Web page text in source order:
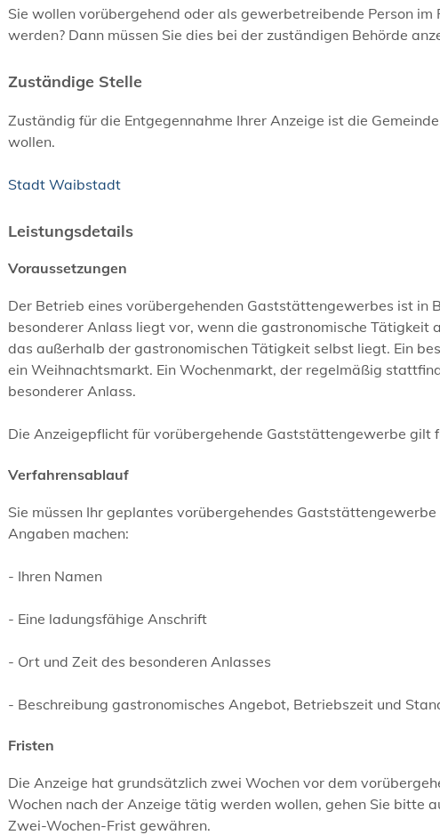
Sie wollen vorübergehend oder als gewerbetreibende Person
werden? Dann müssen Sie dies bei der zuständigen Behörde
Zuständige Stelle
Zuständig für die Entgegennahme Ihrer Anzeige ist die
wollen.
Stadt Waibstadt
Leistungsdetails
Voraussetzungen
Der Betrieb eines vorübergehenden Gaststättengewerbes ist in
besonderer Anlass liegt vor, wenn die gastronomische
das außerhalb der gastronomischen Tätigkeit selbst liegt. Ein
ein Weihnachtsmarkt. Ein Wochenmarkt, der regelmäßig
besonderer Anlass.
Die Anzeigepflicht für vorübergehende Gaststättengewerbe gilt
Verfahrensablauf
Sie müssen Ihr geplantes vorübergehendes
Angaben machen:
- Ihren Namen
- Eine ladungsfähige Anschrift
- Ort und Zeit des besonderen Anlasses
- Beschreibung gastronomisches Angebot, Betriebszeit und
Fristen
Die Anzeige hat grundsätzlich zwei Wochen vor dem
Wochen nach der Anzeige tätig werden wollen, gehen Sie bitte
Zwei-Wochen-Frist gewähren.